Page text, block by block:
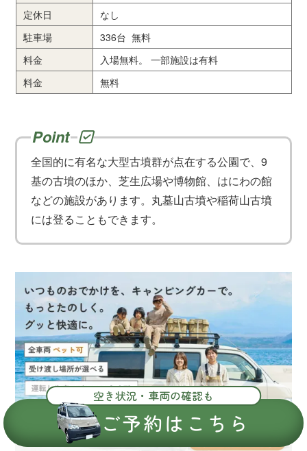
空き状況・車両の確認も
ご予約はこちら
定休日
なし
駐車場
336台 無料
料金
入場無料。 一部施設は有料
料金
無料
全国的に有名な大型古墳群が点在する公園で、9
基の古墳のほか、芝生広場や博物館、はにわの館
などの施設があります。丸墓山古墳や稲荷山古墳
には登ることもできます。